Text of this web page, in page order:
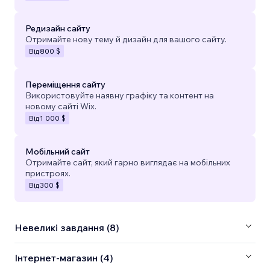
Редизайн сайту
Отримайте нову тему й дизайн для вашого сайту.
Від 800 $
Переміщення сайту
Використовуйте наявну графіку та контент на
новому сайті Wix.
Від 1 000 $
Мобільний сайт
Отримайте сайт, який гарно виглядає на мобільних
пристроях.
Від300 $
Невеликі завдання (8)
Інтернет-магазин (4)